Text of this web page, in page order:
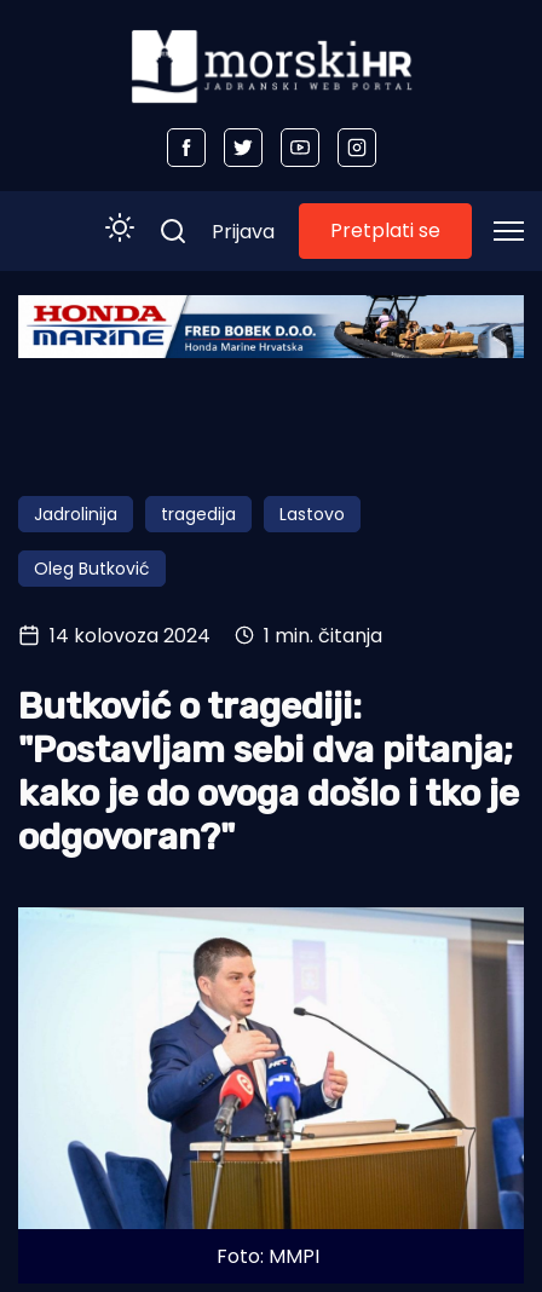
Početna
Obala
Otoci
Turizam i nautika
Pomorstvo
Ekologija
Tradicija i kultura
Prijava Pretplati se
Jadrolinija tragedija Lastovo
Oleg Butković
14 kolovoza 2024 1 min. čitanja
Butković o tragediji:
"Postavljam sebi dva pitanja;
kako je do ovoga došlo i tko je
odgovoran?"
Foto: MMPI